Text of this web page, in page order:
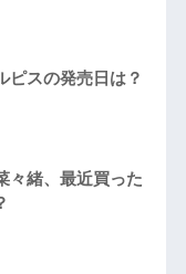
ピスの発売日は？
々緒、最近買った